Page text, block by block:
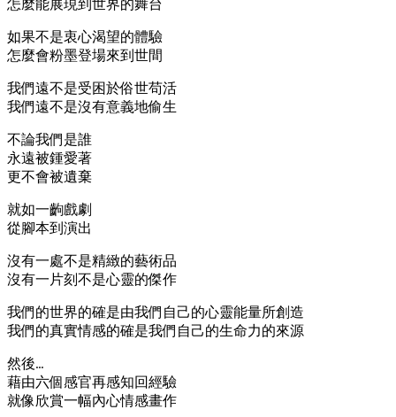
怎麼能展現到世界的舞台
如果不是衷心渴望的體驗
怎麼會粉墨登場來到世間
我們遠不是受困於俗世苟活
我們遠不是沒有意義地偷生
不論我們是誰
永遠被鍾愛著
更不會被遺棄
就如一齣戲劇
從腳本到演出
沒有一處不是精緻的藝術品
沒有一片刻不是心靈的傑作
我們的世界的確是由我們自己的心靈能量所創造
我們的真實情感的確是我們自己的生命力的來源
然後…
藉由六個感官再感知回經驗
就像欣賞一幅內心情感畫作